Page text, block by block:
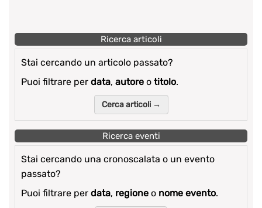
Ricerca articoli
Stai cercando un articolo passato?
Puoi filtrare per data, autore o titolo.
Cerca articoli →
Ricerca eventi
Stai cercando una cronoscalata o un evento
passato?
Puoi filtrare per data, regione o nome evento.